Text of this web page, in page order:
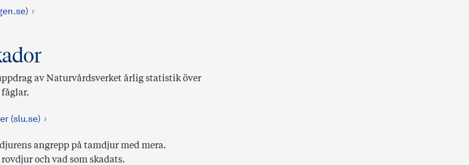
av Naturvårdsverket årlig statistik över
(slu.se)
angrepp på tamdjur med mera.
och vad som skadats.